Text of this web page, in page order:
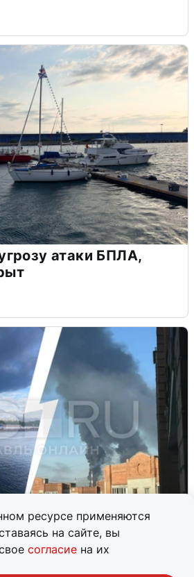
ресурсе применяются
на сайте, вы
согласие на их
атаки БПЛА,
БПЛА на Ярославль: